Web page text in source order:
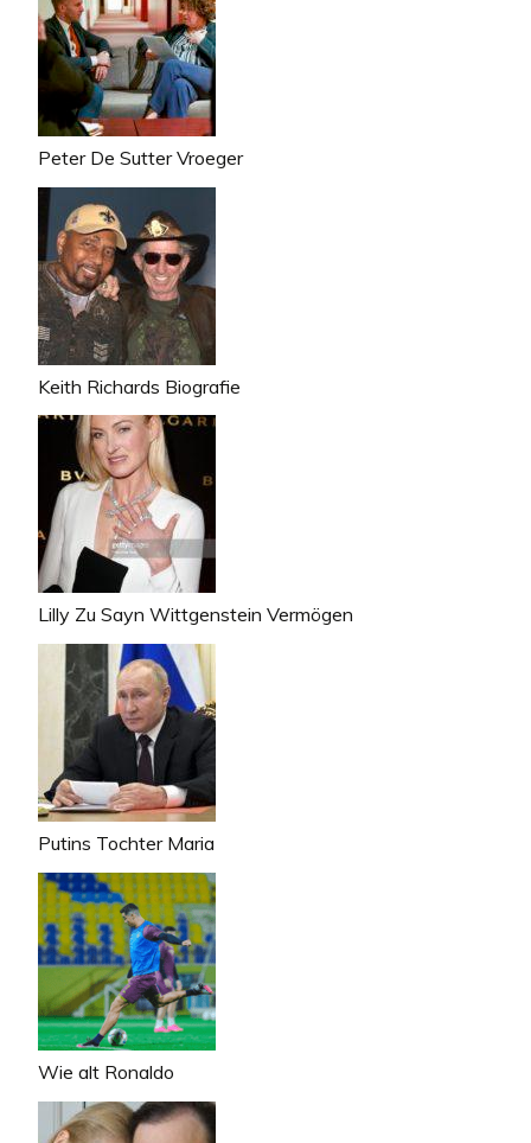
Peter De Sutter Vroeger
Keith Richards Biografie
Lilly Zu Sayn Wittgenstein Vermögen
Putins Tochter Maria
Wie alt Ronaldo